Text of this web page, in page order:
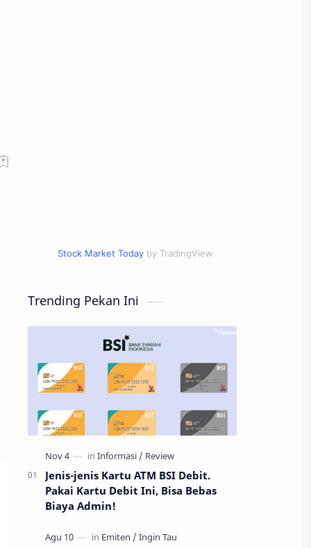
Stock Market Todayby TradingView
Trending Pekan Ini
Jenis-jenis Kartu ATM BSI Debit.
Pakai Kartu Debit Ini, Bisa Bebas
Biaya Admin!